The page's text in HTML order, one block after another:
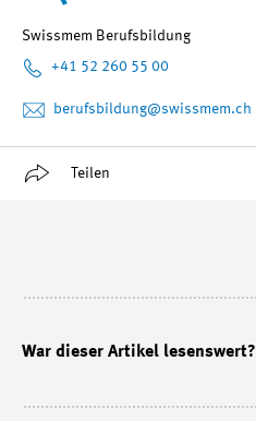
Swissmem Berufsbildung
+41 52 260 55 00
berufsbildung@swissmem.ch
Teilen
War dieser Artikel lesenswert?